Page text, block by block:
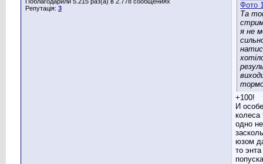
Репутація: 3
Та
я не
+100!
И
колеса
одно
юзом
то